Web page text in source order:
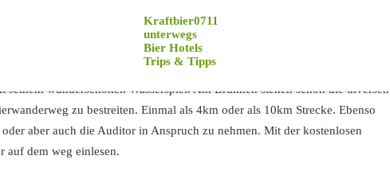
Kraftbier0711
unterwegs
Bier Hotels
Trips & Tipps
vielen Bieren empfehlen, kann man sich eines der schicken Hotels oder
untergekommen. So beginnen wir vor dem Schwanen Hotel und
Bar und Laden in dem man alle Bierspezialitäten der Stadt bekommt und
wunderschönen Wasserspiel. Am Brunnen stehen schon die diversen
zu bestreiten. Einmal als 4km oder als 10km Strecke. Ebenso
aber auch die Auditor in Anspruch zu nehmen. Mit der kostenlosen
auf dem weg einlesen.